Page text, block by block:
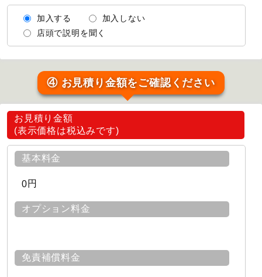
加入する
加入しない
店頭で説明を聞く
④ お見積り金額をご確認ください
お見積り金額
(表示価格は税込みです)
基本料金
0円
オプション料金
免責補償料金